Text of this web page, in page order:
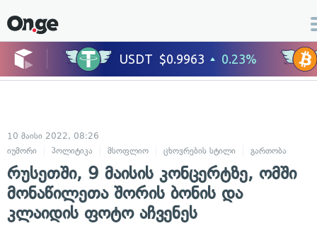
10 მაისი 2022, 08:26
იუმორი
პოლიტიკა მსოფლიო ცხოვრების სტილი გართობა
რუსეთში, 9 მაისის კონცერტზე, ომში
მონაწილეთა შორის ბონის და
კლაიდის ფოტო აჩვენეს